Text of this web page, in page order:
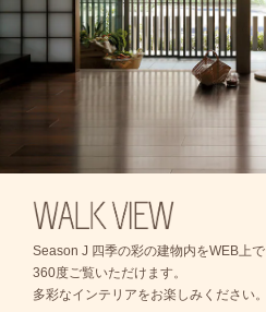
Season J 四季の彩の建物内をWEB上で
360度ご覧いただけます。
多彩なインテリアをお楽しみください。